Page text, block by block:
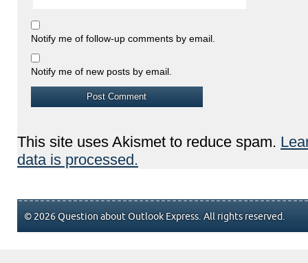
Notify me of follow-up comments by email.
Notify me of new posts by email.
This site uses Akismet to reduce spam.
data is processed.
© 2026 Question about Outlook Express. All rights reserved.